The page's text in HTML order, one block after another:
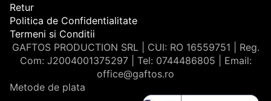
Retur
Politica de Confidentialitate
Termeni si Conditii
GAFTOS PRODUCTION SRL | CUI: RO 16559751 | Reg.
Com: J2004001375297 | Tel: 0744486805 | Email:
office@gaftos.ro
Metode de plata